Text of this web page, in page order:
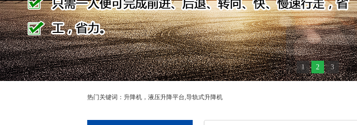
1 2 3
热门关键词：升降机，液压升降平台,导轨式升降机